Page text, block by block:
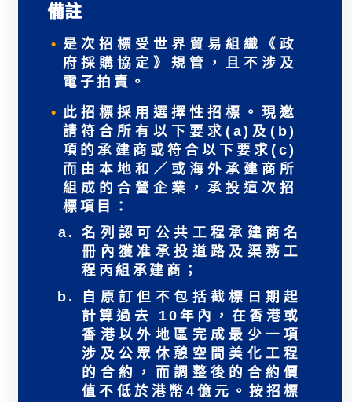
備註
是次招標受世界貿易組織《政
府採購協定》規管，且不涉及
電子拍賣。
此招標採用選擇性招標。現邀
請符合所有以下要求(a)及(b)
項的承建商或符合以下要求(c)
而由本地和／或海外承建商所
組成的合營企業，承投這次招
標項目：
名列認可公共工程承建商名
冊內獲准承投道路及渠務工
程丙組承建商；
自原訂但不包括截標日期起
計算過去 10年內，在香港或
香港以外地區完成最少一項
涉及公眾休憩空間美化工程
的合約，而調整後的合約價
值不低於港幣4億元。按招標